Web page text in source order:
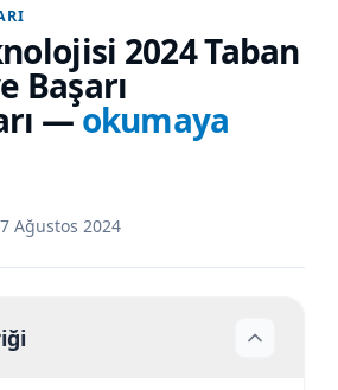
2024 Taban
Başarı
—okumaya
Ağustos 2024